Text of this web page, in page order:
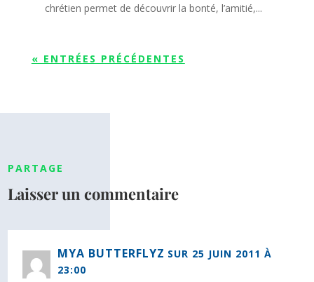
chrétien permet de découvrir la bonté, l’amitié,...
« ENTRÉES PRÉCÉDENTES
PARTAGE
Laisser un commentaire
MYA BUTTERFLYZ SUR 25 JUIN 2011 À
23:00